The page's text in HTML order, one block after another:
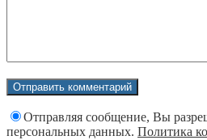
Отправляя сообщение, Вы
персональных данных. Политика